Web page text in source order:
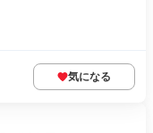
気になる